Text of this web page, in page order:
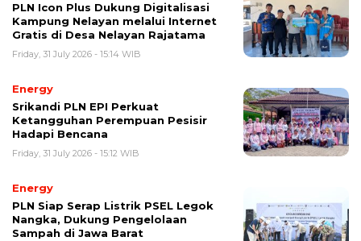
PLN Icon Plus Dukung Digitalisasi
Kampung Nelayan melalui Internet
Gratis di Desa Nelayan Rajatama
Friday, 31 July 2026 - 15:14 WIB
Energy
Srikandi PLN EPI Perkuat
Ketangguhan Perempuan Pesisir
Hadapi Bencana
Friday, 31 July 2026 - 15:12 WIB
Energy
PLN Siap Serap Listrik PSEL Legok
Nangka, Dukung Pengelolaan
Sampah di Jawa Barat